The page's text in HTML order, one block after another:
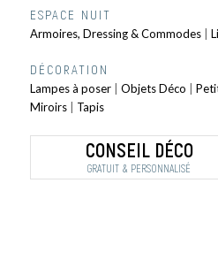
ESPACE NUIT
Armoires, Dressing & Commodes|
DÉCORATION
Lampes à poser| Objets Déco
Miroirs| Tapis
CONSEIL DÉCO
GRATUIT & PERSONNALISÉ